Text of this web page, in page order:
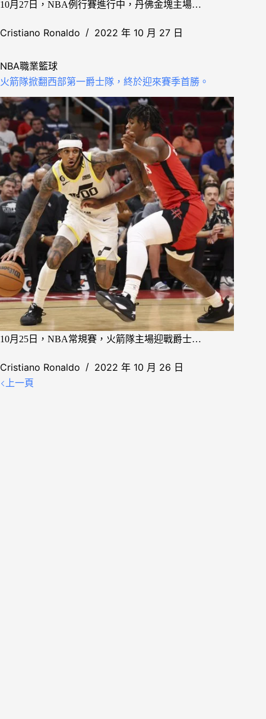
10月27日，NBA例行賽進行中，丹佛金塊主場…
Cristiano Ronaldo 2022 年 10 月 27 日
NBA職業籃球
火箭隊掀翻西部第一爵士隊，終於迎來賽季首勝。
10月25日，NBA常規賽，火箭隊主場迎戰爵士…
Cristiano Ronaldo 2022 年 10 月 26 日
上一頁